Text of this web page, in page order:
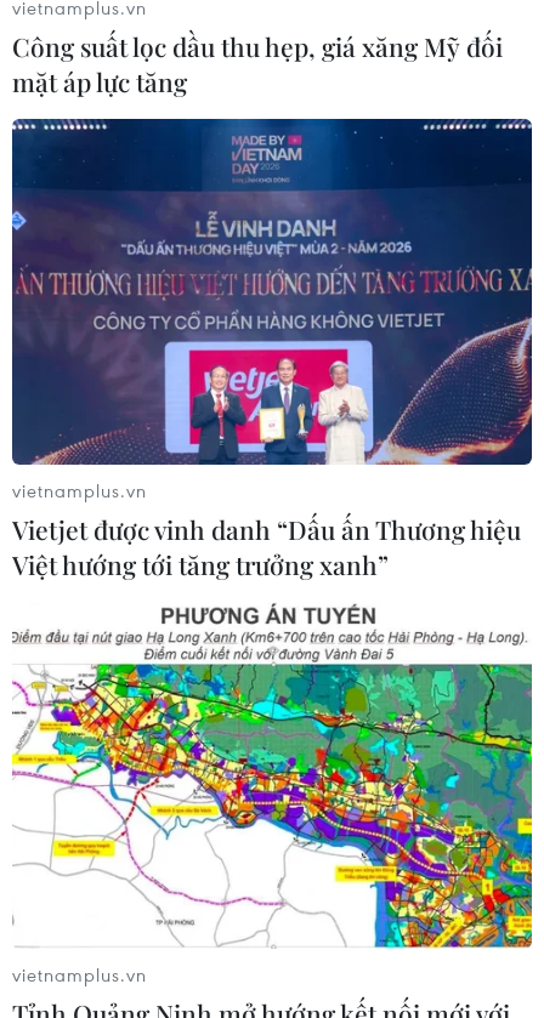
Vì sao hơn 500 phụ nữ Trung Quốc có
"gương mặt trẻ thơ" giống hệt nhau?
04/09/2024 09:08
Ở Trung Quốc, vẻ đẹp lý tưởng của nữ giới chính là một
khuôn mặt trẻ thơ, với mí mắt to, bọng mắt dầy và cằm
nhỏ, khuôn miệng hơi nũng nịu, mang đến một vẻ ngoài
trẻ trung và ngây thơ.
vietnamplus.vn
Công suất lọc dầu thu hẹp, giá xăng Mỹ đối
mặt áp lực tăng
vietnamplus.vn
Vietjet được vinh danh “Dấu ấn Thương hiệu
Việt hướng tới tăng trưởng xanh”
vietnamplus.vn